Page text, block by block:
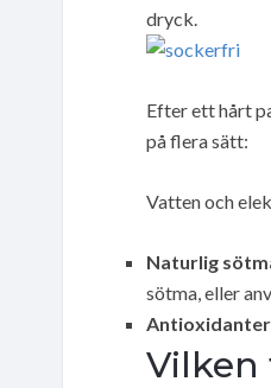
dryck.
Efter ett hårt
på flera sätt:
Vatten och
Naturlig
sötma, eller